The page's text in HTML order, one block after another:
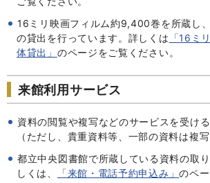
16ミリ映画フィルム約9,400巻を所蔵し
の貸出を行っています。詳しくは 「16ミ
体貸出」 のページをご覧ください。
来館利用サービス
資料の閲覧や複写などのサービスを受ける
（ただし、貴重資料等、一部の資料は複
都立中央図書館で所蔵している資料の取
しくは、
「来館・電話予約申込み」のペ